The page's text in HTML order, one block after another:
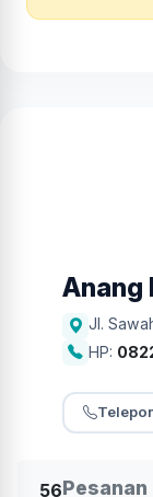
Anang
Jl.
HP:
56Pesanan